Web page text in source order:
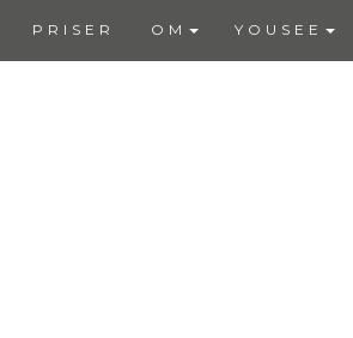
PRISER OM YOUSEE